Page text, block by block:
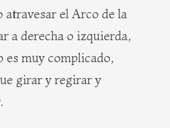
atravesar el Arco de la
a derecha o izquierda,
es muy complicado,
girar y regirar y